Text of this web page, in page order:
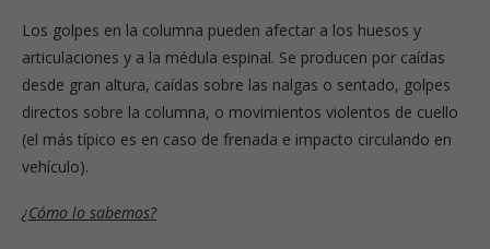
Los golpes en la columna pueden afectar a los huesos y
articulaciones y a la médula espinal. Se producen por caídas
desde gran altura, caídas sobre las nalgas o sentado, golpes
directos sobre la columna, o movimientos violentos de cuello
(el más típico es en caso de frenada e impacto circulando en
vehículo).
¿Cómo lo sabemos?